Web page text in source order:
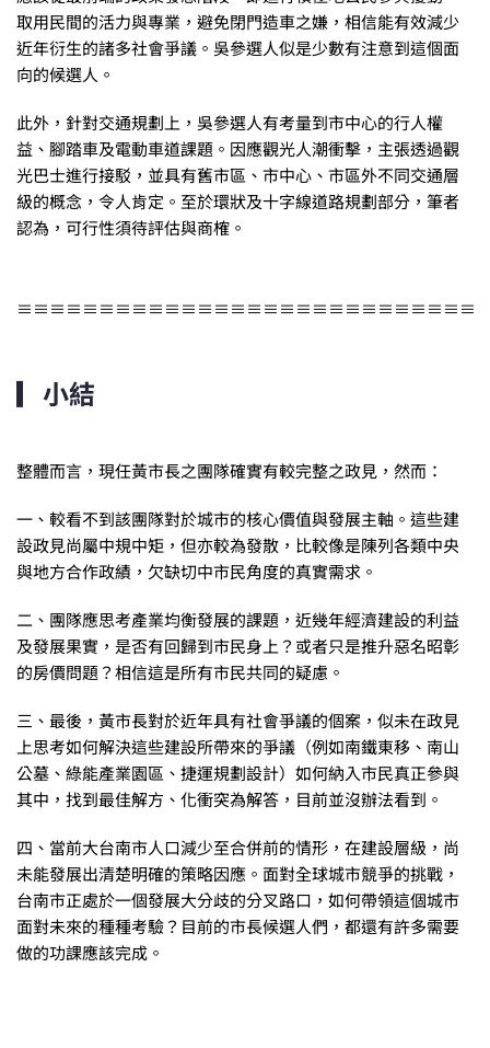
取用民間的活力與專業，避免閉門造車之嫌，相信能有效減少
近年衍生的諸多社會爭議。吳參選人似是少數有注意到這個面
向的候選人。
此外，針對交通規劃上，吳參選人有考量到市中心的行人權
益、腳踏車及電動車道課題。因應觀光人潮衝擊，主張透過觀
光巴士進行接駁，並具有舊市區、市中心、市區外不同交通層
級的概念，令人肯定。至於環狀及十字線道路規劃部分，筆者
認為，可行性須待評估與商榷。
≡≡≡≡≡≡≡≡≡≡≡≡≡≡≡≡≡≡≡≡≡≡≡≡≡≡≡≡
▎小結
整體而言，現任黃市長之團隊確實有較完整之政見，然而：
一、較看不到該團隊對於城市的核心價值與發展主軸。這些建
設政見尚屬中規中矩，但亦較為發散，比較像是陳列各類中央
與地方合作政績，欠缺切中市民角度的真實需求。
二、團隊應思考產業均衡發展的課題，近幾年經濟建設的利益
及發展果實，是否有回歸到市民身上？或者只是推升惡名昭彰
的房價問題？相信這是所有市民共同的疑慮。
三、最後，黃市長對於近年具有社會爭議的個案，似未在政見
上思考如何解決這些建設所帶來的爭議（例如南鐵東移、南山
公墓、綠能產業園區、捷運規劃設計）如何納入市民真正參與
其中，找到最佳解方、化衝突為解答，目前並沒辦法看到。
四、當前大台南市人口減少至合併前的情形，在建設層級，尚
未能發展出清楚明確的策略因應。面對全球城市競爭的挑戰，
台南市正處於一個發展大分歧的分叉路口，如何帶領這個城市
面對未來的種種考驗？目前的市長候選人們，都還有許多需要
做的功課應該完成。